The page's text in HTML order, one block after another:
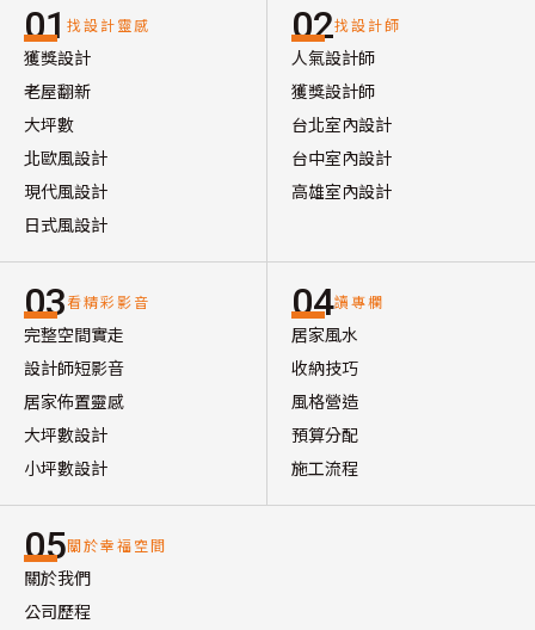
01 找設計靈感
獲獎設計
老屋翻新
大坪數
北歐風設計
現代風設計
日式風設計
02找設計師
人氣設計師
獲獎設計師
台北室內設計
台中室內設計
高雄室內設計
03看精彩影音
完整空間實走
設計師短影音
居家佈置靈感
大坪數設計
小坪數設計
04讀專欄
居家風水
收納技巧
風格營造
預算分配
施工流程
05關於幸福空間
關於我們
公司歷程